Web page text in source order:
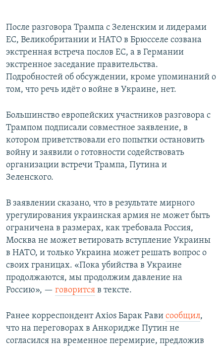
После разговора Трампа с Зеленским и лидерами
ЕС, Великобритании и НАТО в Брюсселе созвана
экстренная встреча послов ЕС, а в Германии
экстренное заседание правительства.
Подробностей об обсуждении, кроме упоминаний о
том, что речь идёт о войне в Украине, нет.
Большинство европейских участников разговора с
Трампом подписали совместное заявление, в
котором приветствовали его попытки остановить
войну и заявили о готовности содействовать
организации встречи Трампа, Путина и
Зеленского.
В заявлении сказано, что в результате мирного
урегулирования украинская армия не может быть
ограничена в размерах, как требовала Россия,
Москва не может ветировать вступление Украины
в НАТО, и только Украина может решать вопрос о
своих границах. «Пока убийства в Украине
продолжаются, мы продолжим давление на
Россию», — говорится в тексте.
Ранее корреспондент Axios Барак Рави сообщил,
что на переговорах в Анкоридже Путин не
согласился на временное перемирие, предложив